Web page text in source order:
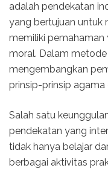
adalah pendekatan
yang bertujuan untuk
memiliki
moral. Dalam metode
mengembangkan
prinsip-prinsip agama
Salah satu
pendekatan yang
tidak hanya belajar
berbagai aktivitas